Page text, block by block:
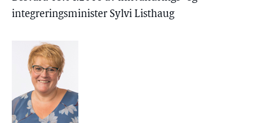
integreringsminister Sylvi Listhaug